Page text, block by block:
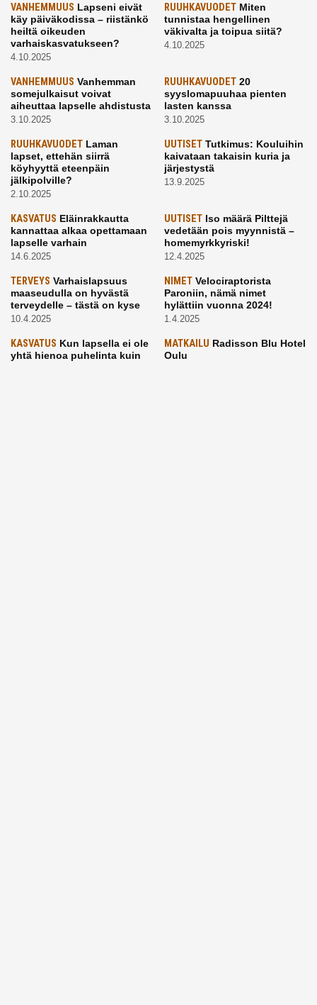
VANHEMMUUS Lapseni eivät
käy päiväkodissa – riistänkö
heiltä oikeuden
varhaiskasvatukseen?
4.10.2025
RUUHKAVUODETMiten
tunnistaa hengellinen
väkivalta ja toipua siitä?
4.10.2025
VANHEMMUUS Vanhemman
somejulkaisut voivat
aiheuttaa lapselle ahdistusta
3.10.2025
RUUHKAVUODET20
syyslomapuuhaa pienten
lasten kanssa
3.10.2025
RUUHKAVUODET Laman
lapset, ettehän siirrä
köyhyyttä eteenpäin
jälkipolville?
2.10.2025
UUTISETTutkimus: Kouluihin
kaivataan takaisin kuria ja
järjestystä
13.9.2025
KASVATUS Eläinrakkautta
kannattaa alkaa opettamaan
lapselle varhain
14.6.2025
UUTISETIso määrä Pilttejä
vedetään pois myynnistä –
homemyrkkyriski!
12.4.2025
TERVEYS Varhaislapsuus
maaseudulla on hyvästä
terveydelle – tästä on kyse
10.4.2025
NIMETVelociraptorista
Paroniin, nämä nimet
hylättiin vuonna 2024!
1.4.2025
KASVATUS Kun lapsella ei ole
yhtä hienoa puhelinta kuin
MATKAILU Radisson Blu Hotel
Oulu